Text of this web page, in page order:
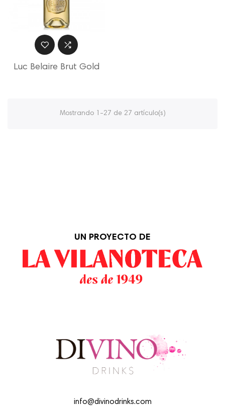
Luc Belaire Brut Gold
Mostrando 1-27 de 27 artículo(s)
UN PROYECTO DE
info@divinodrinks.com